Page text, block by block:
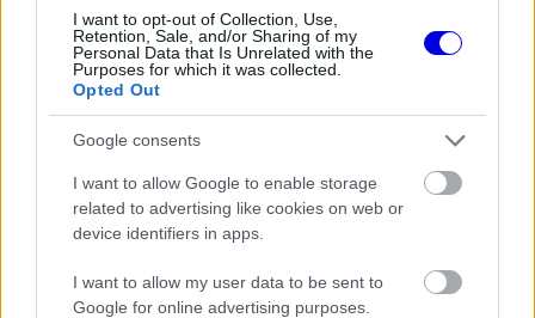
I want to opt-out of Collection, Use,
Retention, Sale, and/or Sharing of my
Personal Data that Is Unrelated with the
Purposes for which it was collected.
Opted Out
Google consents
I want to allow Google to enable storage
related to advertising like cookies on web or
device identifiers in apps.
I want to allow my user data to be sent to
Google for online advertising purposes.
is
loading.
19:09
1 - Piastri